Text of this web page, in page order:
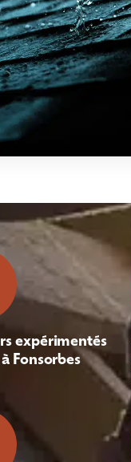
expérimentés
Fonsorbes